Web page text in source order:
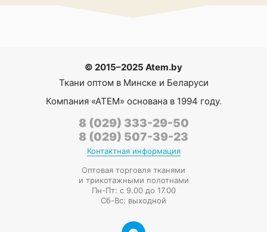
© 2015–2025 Atem.by
Ткани оптом в Минске и Беларуси
Компания «АТЕМ» основана в 1994 году.
8 (029) 333-29-50
8 (029) 507-39-23
Контактная информация
Оптовая торговля тканями
и трикотажными полотнами
Пн-Пт: с 9.00 до 17.00
Сб-Вс: выходной